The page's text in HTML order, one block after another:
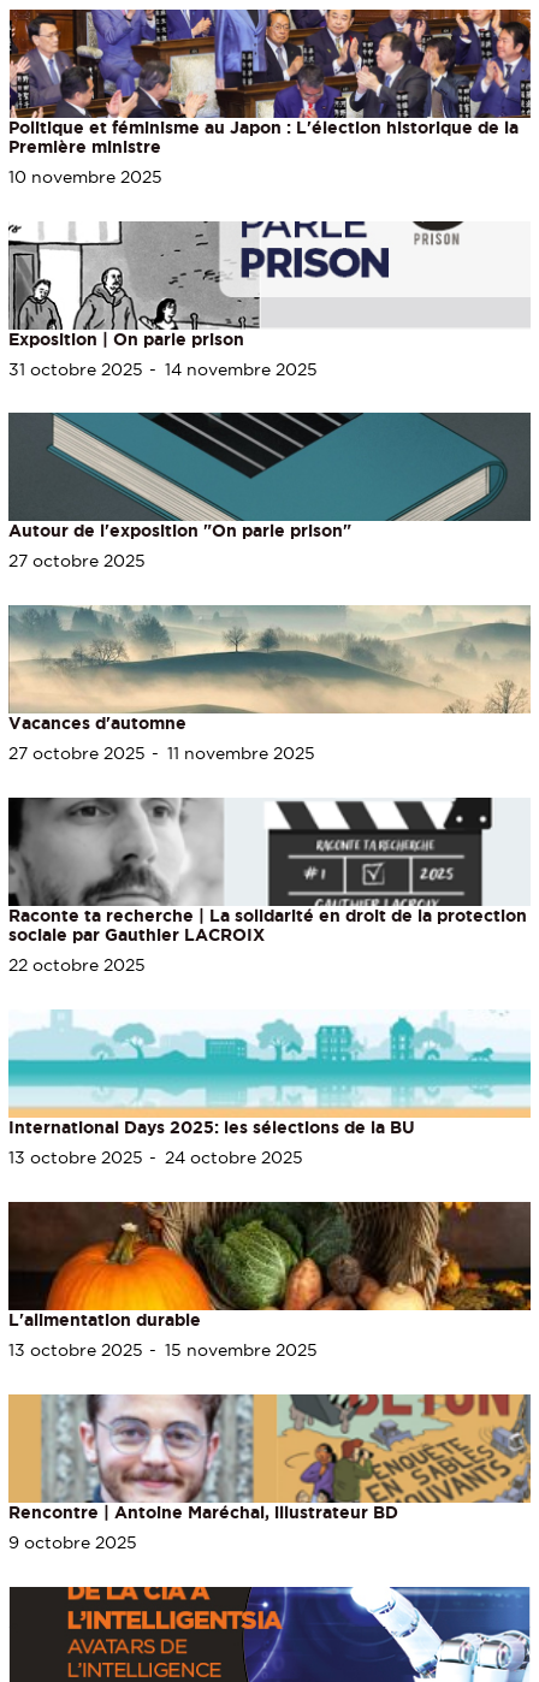
Politique et féminisme au Japon : L'élection historique de la
Première ministre
10 novembre 2025
Exposition | On parle prison
31 octobre 2025
14 novembre 2025
Autour de l'exposition "On parle prison"
27 octobre 2025
Vacances d'automne
27 octobre 2025
11 novembre 2025
Raconte ta recherche | La solidarité en droit de la protection
sociale par Gauthier LACROIX
22 octobre 2025
International Days 2025: les sélections de la BU
13 octobre 2025
24 octobre 2025
L'alimentation durable
13 octobre 2025
15 novembre 2025
Rencontre | Antoine Maréchal, illustrateur BD
9 octobre 2025